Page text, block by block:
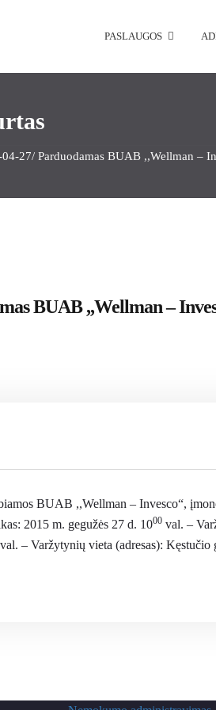
PASLAUGOS
27/ Parduodamas BUAB ,,Wellman –
BUAB ,,Wellman –
BUAB ,,Wellman – Invesco“,
2015 m. gegužės 27 d. 1000 val. –
val. – Varžytynių vieta (adresas):